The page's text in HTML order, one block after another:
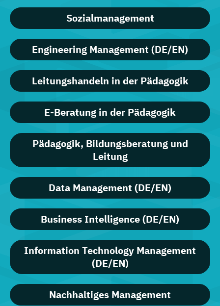
Sozialmanagement
Engineering Management (DE/EN)
Leitungshandeln in der Pädagogik
E-Beratung in der Pädagogik
Pädagogik, Bildungsberatung und
Leitung
Data Management (DE/EN)
Business Intelligence (DE/EN)
Information Technology Management
(DE/EN)
Nachhaltiges Management